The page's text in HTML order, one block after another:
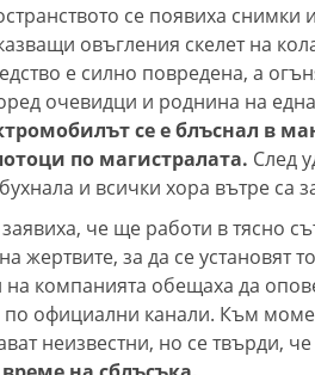
се появиха снимки
овъгления скелет на
е силно повредена, а
очевидци и роднина на
се е блъснал в
по магистралата. След
и всички хора вътре са
че ще работи в тясно
жертвите, за да се установят
на компанията обещаха да
по официални канали. Към
неизвестни, но се твърди, че